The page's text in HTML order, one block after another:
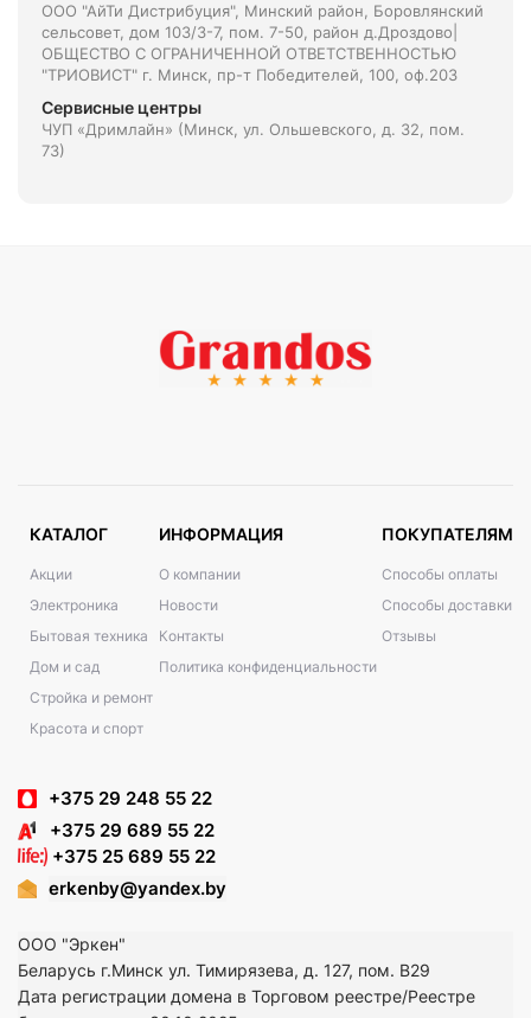
ООО "АйТи Дистрибуция", Минский район, Боровлянский
сельсовет, дом 103/3-7, пом. 7-50, район д.Дроздово|
ОБЩЕСТВО С ОГРАНИЧЕННОЙ ОТВЕТСТВЕННОСТЬЮ
"ТРИОВИСТ" г. Минск, пр-т Победителей, 100, оф.203
Сервисные центры
ЧУП «Дримлайн» (Минск, ул. Ольшевского, д. 32, пом.
73)
КАТАЛОГ
Акции
Электроника
Бытовая техника
Дом и сад
Стройка и ремонт
Красота и спорт
ИНФОРМАЦИЯ
О компании
Новости
Контакты
Политика конфиденциальности
ПОКУПАТЕЛЯМ
Способы оплаты
Способы доставки
Отзывы
+375 29 248 55 22
+375 29 689 55 22
+375 25 689 55 22
erkenby@yandex.by
ООО "Эркен"
Беларусь г.Минск ул. Тимирязева, д. 127, пом. В29
Дата регистрации домена в Торговом реестре/Реестре